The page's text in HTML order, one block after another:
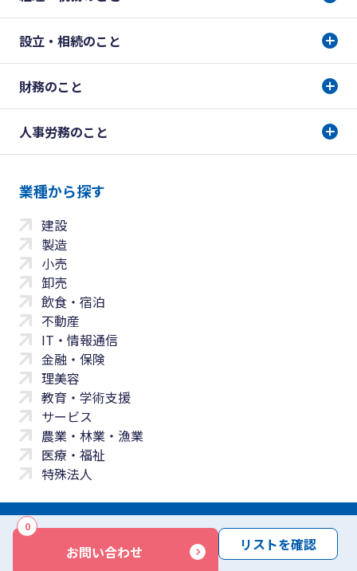
お問い合わせ
0
リストを確認
設立・相続のこと
財務のこと
人事労務のこと
業種から探す
建設
製造
小売
卸売
飲食・宿泊
不動産
IT・情報通信
金融・保険
理美容
教育・学術支援
サービス
農業・林業・漁業
医療・福祉
特殊法人
サイトマップ 免責事項
サービス利用規約
商標について反社会勢力に対する基本方針 お問い合わせ